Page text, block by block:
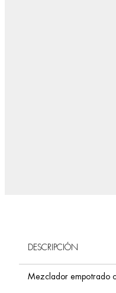
DESCRIPCIÓN
Mezclador empotrado